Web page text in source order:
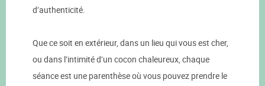
d’authenticité.
Que ce soit en extérieur, dans un lieu qui vous est cher,
ou dans l’intimité d’un cocon chaleureux, chaque
séance est une parenthèse où vous pouvez prendre le